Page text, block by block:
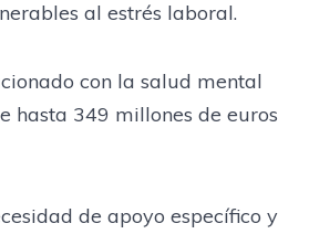
al estrés laboral.
con la salud mental
hasta 349 millones de euros
de apoyo específico y